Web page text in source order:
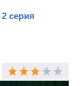
серия